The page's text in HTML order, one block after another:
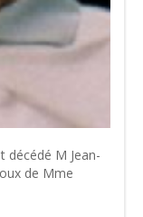
décédé M Jean-
de Mme